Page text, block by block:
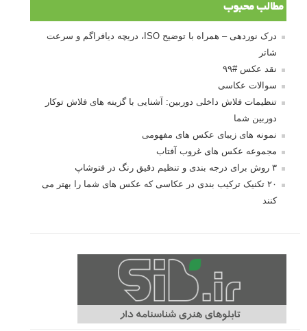
مطالب محبوب
درک نوردهی – همراه با توضیح ISO، دریچه دیافراگم و سرعت
شاتر
نقد عکس #۹۹
سوالات عکاسی
تنظیمات فلاش داخلی دوربین: آشنایی با گزینه های فلاش توکار
دوربین شما
نمونه های زیبای عکس های مفهومی
مجموعه عکس های غروب آفتاب
۳ روش برای درجه بندی و تنظیم دقیق رنگ در فتوشاپ
۲۰ تکنیک ترکیب بندی در عکاسی که عکس های شما را بهتر می
کنند